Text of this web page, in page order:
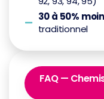
30 à 50%
traditionnel
FAQ —